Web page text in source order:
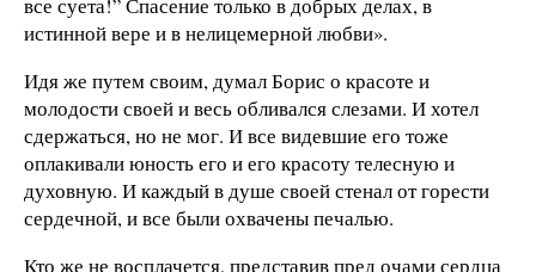
все суета!” Спасение только в добрых делах, в
истинной вере и в нелицемерной любви».
Идя же путем своим, думал Борис о красоте и
молодости своей и весь обливался слезами. И хотел
сдержаться, но не мог. И все видевшие его тоже
оплакивали юность его и его красоту телесную и
духовную. И каждый в душе своей стенал от горести
сердечной, и все были охвачены печалью.
Кто же не восплачется, представив пред очами сердца